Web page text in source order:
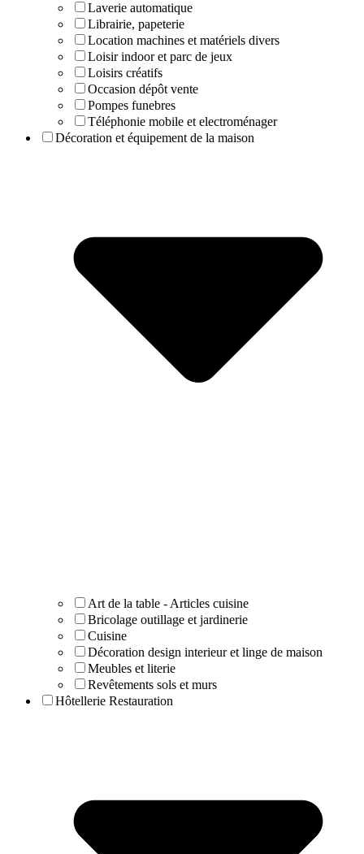
Laverie automatique
Librairie, papeterie
Location machines et matériels divers
Loisir indoor et parc de jeux
Loisirs créatifs
Occasion dépôt vente
Pompes funebres
Téléphonie mobile et electroménager
Décoration et équipement de la maison
Art de la table - Articles cuisine
Bricolage outillage et jardinerie
Cuisine
Décoration design interieur et linge de maison
Meubles et literie
Revêtements sols et murs
Hôtellerie Restauration